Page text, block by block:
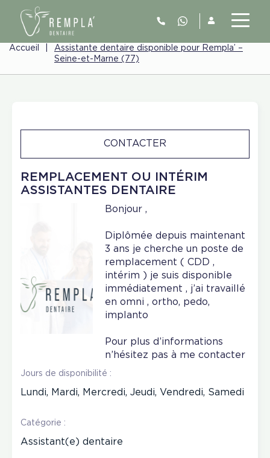
Accueil
Assistante dentaire disponible pour Rempla’ –
Seine-et-Marne (77)
REMPLACEMENT OU INTÉRIM
ASSISTANTES DENTAIRE
CONTACTER
Bonjour ,
Diplômée depuis maintenant
3 ans je cherche un poste de
remplacement ( CDD ,
intérim ) je suis disponible
immédiatement , j’ai travaillé
en omni , ortho, pedo,
implanto
Pour plus d’informations
n’hésitez pas à me contacter
Jours de disponibilité :
Lundi, Mardi, Mercredi, Jeudi, Vendredi, Samedi
Catégorie :
Assistant(e) dentaire